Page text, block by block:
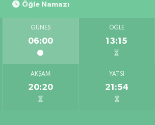
Öğle Namazı
GÜNEŞ
06:00
ÖĞLE
13:15
AKŞAM
20:20
YATSI
21:54